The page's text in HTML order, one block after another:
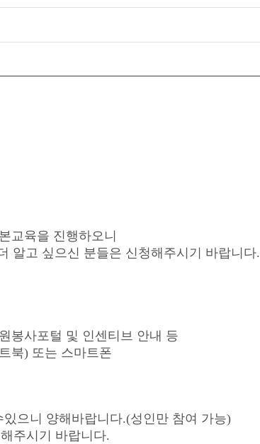
교육을 진행하오니
알고 싶으신 분들은 신청해주시기 바랍니다.
봉사포털 및 인센티브 안내 등
북) 또는 스마트폰
으니 양해바랍니다.(성인만 참여 가능)
주시기 바랍니다.